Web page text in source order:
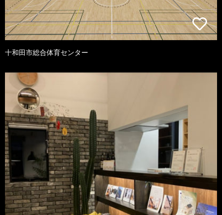
十和田市総合体育センター